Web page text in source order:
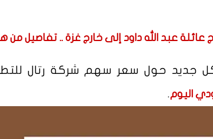
عائلة عبد الله داود إلى خارج غزة .. تفاصيل من
جديد حول سعر سهم شركة رتال
اليوم.